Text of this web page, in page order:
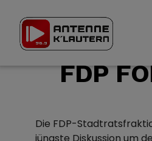
FDP
Die FDP-